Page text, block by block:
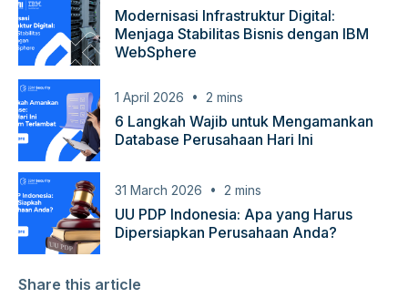
Modernisasi Infrastruktur Digital:
Menjaga Stabilitas Bisnis dengan IBM
WebSphere
1 April 2026 2 mins
6 Langkah Wajib untuk Mengamankan
Database Perusahaan Hari Ini
31 March 2026 2 mins
UU PDP Indonesia: Apa yang Harus
Dipersiapkan Perusahaan Anda?
Share this article